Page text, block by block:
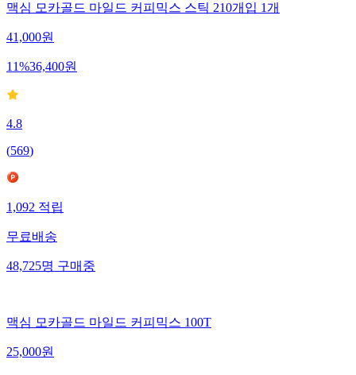
맥심 모카골드 마일드 커피믹스 스틱 210개입 1개
41,000원
11%36,400원
4.8
(569)
1,092 적립
무료배송
48,725명 구매중
맥심 모카골드 마일드 커피믹스 100T
25,000원